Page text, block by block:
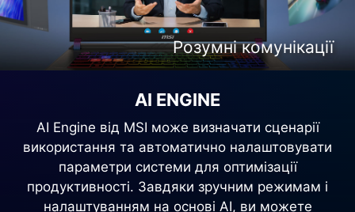
Розумні розваги
Розумна творчість
Розумні комунікації
Розумний геймінг
AI ENGINE
AI Engine від MSI може визначати сценарії
використання та автоматично налаштовувати
параметри системи для оптимізації
продуктивності. Завдяки зручним режимам і
налаштуванням на основі AI, ви можете